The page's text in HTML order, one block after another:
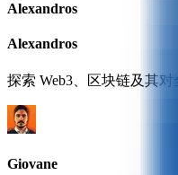
Alexandros
Alexandros
探索 Web3、区块链及其
Giovane